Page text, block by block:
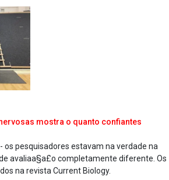
mostra o quanto confiantes
os pesquisadores estavam na verdade na
avaliaa§a£o completamente diferente. Os
na revista Current Biology.